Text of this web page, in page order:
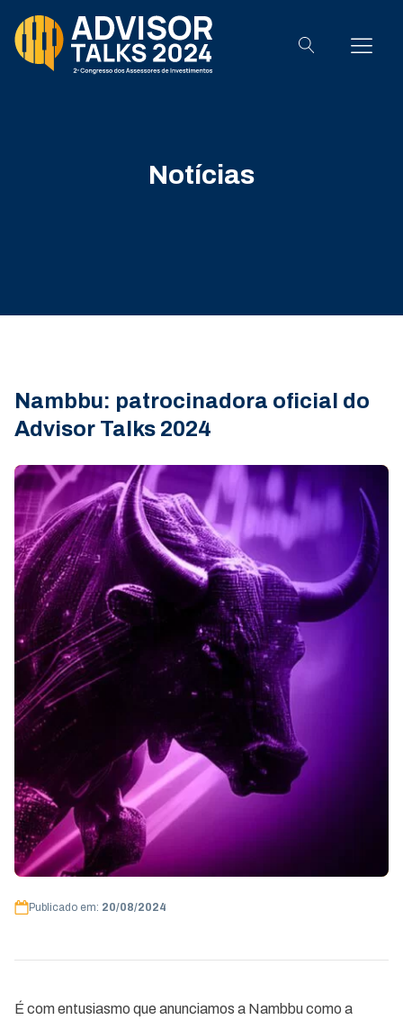
Notícias
Nambbu: patrocinadora oficial do
Advisor Talks 2024
Publicado em: 20/08/2024
É com entusiasmo que anunciamos a Nambbu como a